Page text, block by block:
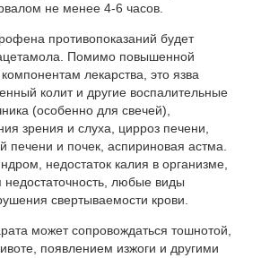
не менее 4-6 часов.
противопоказаний будет
Помимо повышенной
компонентам лекарства, это язва
колит и другие воспалительные
(особенно для свечей),
зрения и слуха, цирроз печени,
печени и почек, аспириновая астма.
недостаток калия в организме,
недостаточность, любые виды
свертываемости крови.
может сопровождаться тошнотой,
появлением изжоги и другими